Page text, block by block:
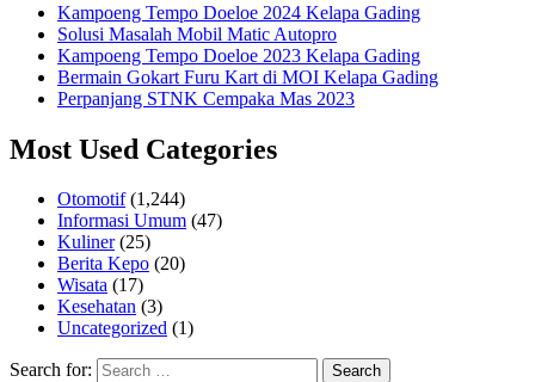
Kampoeng Tempo Doeloe 2024 Kelapa Gading
Solusi Masalah Mobil Matic Autopro
Kampoeng Tempo Doeloe 2023 Kelapa Gading
Bermain Gokart Furu Kart di MOI Kelapa Gading
Perpanjang STNK Cempaka Mas 2023
Most Used Categories
Otomotif(1,244)
Informasi Umum (47)
Kuliner(25)
Berita Kepo (20)
Wisata (17)
Kesehatan (3)
Uncategorized (1)
Search for: